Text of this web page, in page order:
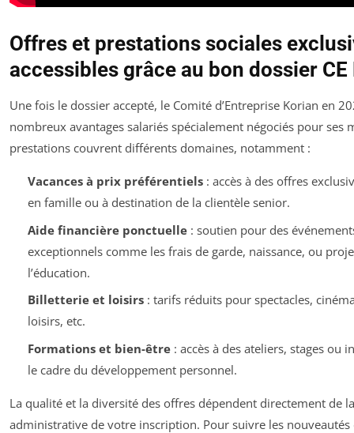
Offres et prestations sociales
accessibles grâce au bon dossier
Une fois le dossier accepté, le Comité d’Entreprise Korian en
nombreux avantages salariés spécialement négociés pour ses
prestations couvrent différents domaines, notamment :
Vacances à prix préférentiels: accès à des offres
en famille ou à destination de la clientèle senior.
Aide financière ponctuelle: soutien pour des
exceptionnels comme les frais de garde, naissance, ou
l’éducation.
Billetterie et loisirs: tarifs réduits pour spectacles,
loisirs, etc.
Formations et bien-être: accès à des ateliers, stages ou
le cadre du développement personnel.
La qualité et la diversité des offres dépendent directement de
administrative de votre inscription. Pour suivre les nouveautés